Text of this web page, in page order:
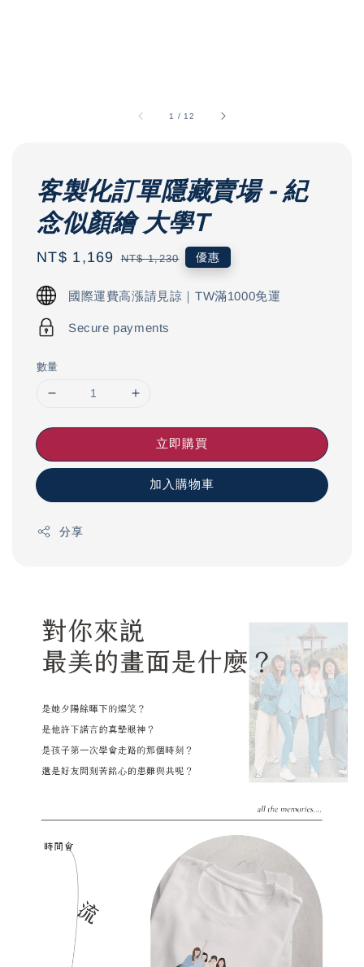
1 /12
客製化訂單隱藏賣場 - 紀
念似顏繪 大學T
Sale
NT$ 1,169 Regular
NT$ 1,230 優惠
國際運費高漲請見諒｜TW滿1000免運
Secure payments
數量
立即購買
加入購物車
分享